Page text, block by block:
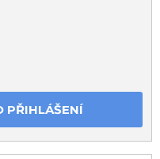
PŘIHLÁŠENÍ